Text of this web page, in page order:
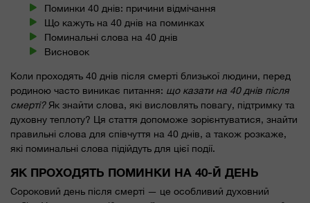
Поминки 40 днів: причини відмічання
Що кажуть на 40 днів на поминках
Поминальні слова на 40 днів
Висновок
Коли проходять 40 днів після смерті близької людини, перед
родиною часто виникає питання: що казати на 40 днів після
смерті?Як знайти слова, які висловлять повагу, підтримку та
духовну теплоту? Ця стаття допоможе зорієнтуватися, знайти
правильні слова для співчуття на 40 днів, а також розкаже,
які поминальні слова підійдуть для цієї події.
ЯК ПРОХОДЯТЬ ПОМИНКИ НА 40-Й ДЕНЬ
Сороковий день після смерті — це особливий духовний